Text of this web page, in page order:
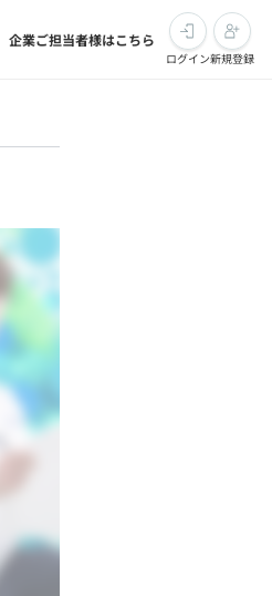
企業ご担当者様はこちら
ログイン新規登録